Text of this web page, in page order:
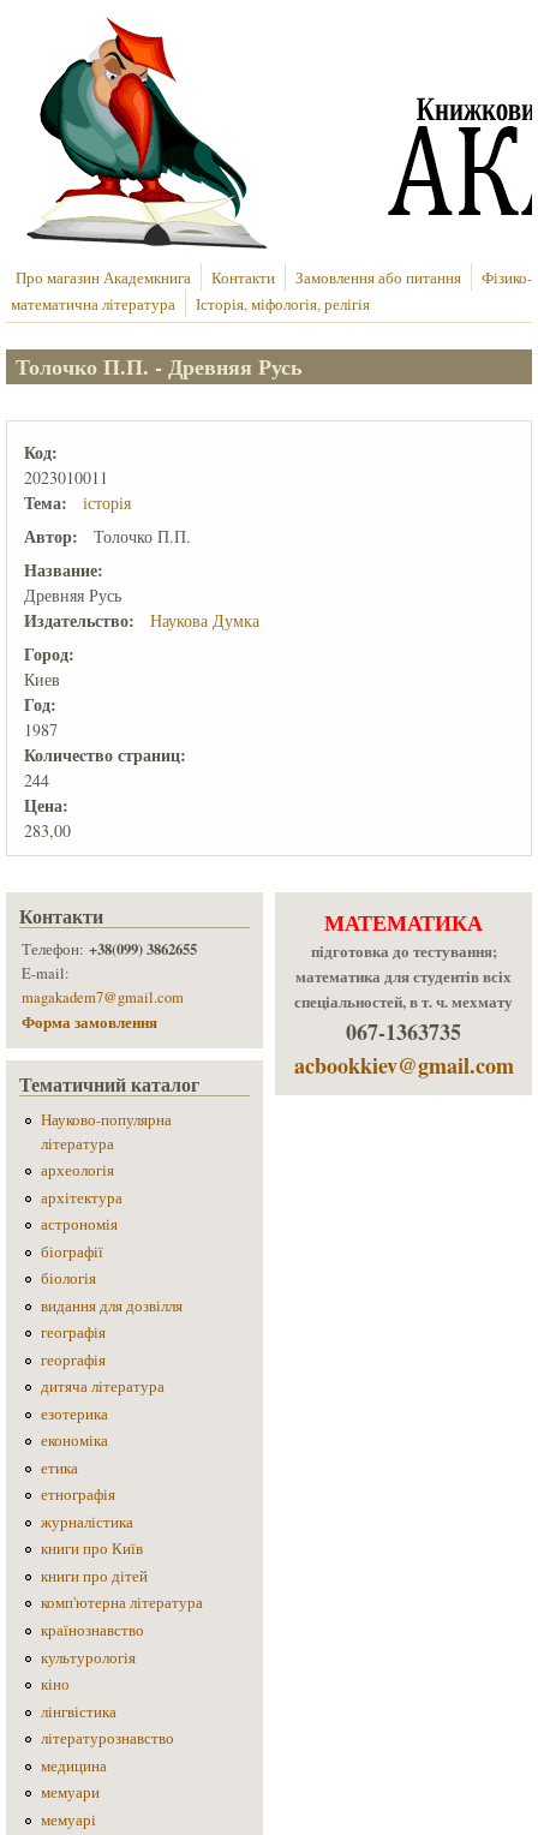
Перейти до основного вмісту
Про магазин Академкнига Контакти Замовлення або питання
Фізико-
математична література
Історія, міфологія, релігія
Толочко П.П. - Древняя Русь
Код:
2023010011
Тема: історія
Автор: Толочко П.П.
Название:
Древняя Русь
Издательство: Наукова Думка
Город:
Киев
Год:
1987
Количеcтво страниц:
244
Цена:
283,00
Контакти
Телефон: +38(099) 3862655
E-mail:
magakadem7@gmail.com
Форма замовлення
Тематичний каталог
Науково-популярна
література
археологія
архітектура
астрономія
біографії
біологія
видання для дозвілля
географія
георгафія
дитяча література
езотерика
економіка
етика
етнографія
журналістика
книги про Київ
книги про дітей
комп'ютерна література
країнознавство
культурологія
кіно
лінгвістика
літературознавство
медицина
мемуари
мемуарі
МАТЕМАТИКА
підготовка до тестування;
математика для студентів всіх
спеціальностей, в т. ч. мехмату
067-1363735
acbookkiev@gmail.com